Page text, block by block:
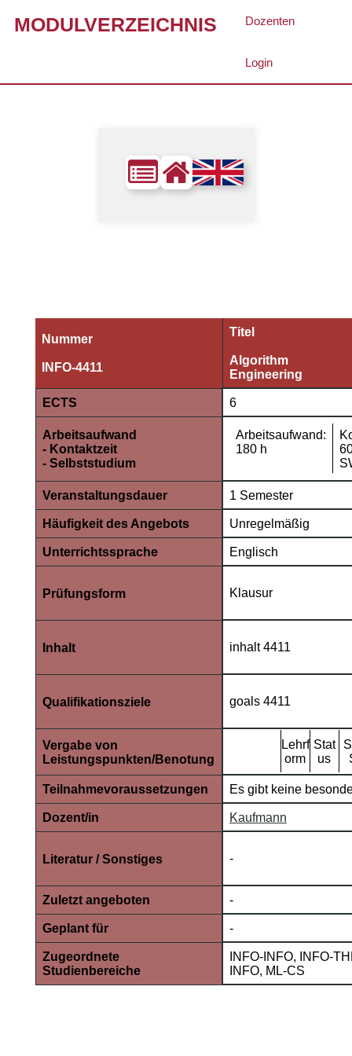
MODULVERZEICHNIS Dozenten
Login
Nummer
INFO-4411
Titel
Algorithm
Engineering
ECTS
6
Arbeitsaufwand
- Kontaktzeit
- Selbststudium
Arbeitsaufwand:
180 h
Veranstaltungsdauer
1 Semester
Häufigkeit des Angebots
Unregelmäßig
Unterrichtssprache
Englisch
Prüfungsform Klausur
Inhalt inhalt 4411
Qualifikationsziele goals 4411
Vergabe von
Leistungspunkten/Benotung
Lehrf
orm
Stat
us
Teilnahmevoraussetzungen
Es gibt keine
Dozent/in
Kaufmann
Literatur / Sonstiges -
Zuletzt angeboten
-
Geplant für
-
Zugeordnete
Studienbereiche
INFO-INFO, INFO-
INFO, ML-CS